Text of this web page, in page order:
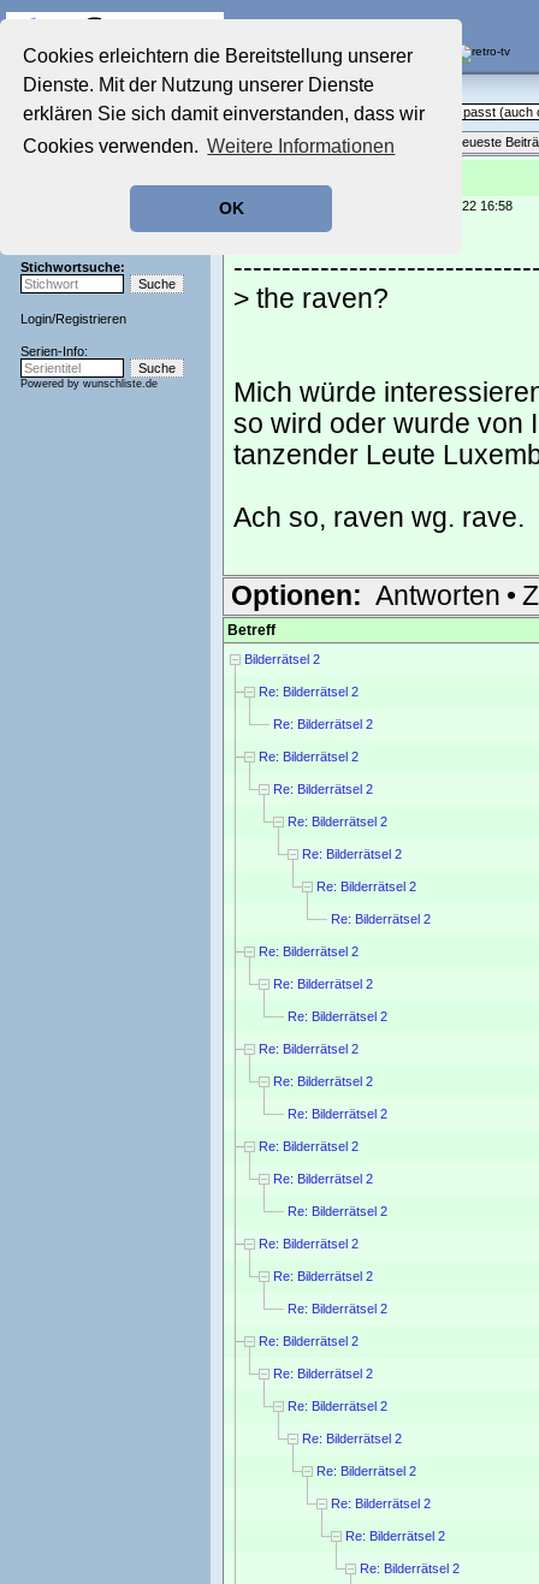
Cookies erleichtern die Bereitstellung unserer
Dienste. Mit der Nutzung unserer Dienste
erklären Sie sich damit einverstanden, dass wir
Cookies verwenden. Weitere Informationen
OK
Startseite
Aktuelles Forum
Film-Forum
Zeichentrick-Forum
Stichwortsuche:
Login/Registrieren
Serien-Info:
Powered by wunschliste.de
Sendeschluss!
Off Topic - Alles, was woanders nicht passt (auch
Themenübersicht • Neues Thema Neueste
geschrieben von: , 13.09.22 16:58
chrisquito schrieb:
> the raven?
Mich würde
so wird oder wurde von
tanzender Leute
Ach so, raven wg. rave.
Optionen: Antworten •
Betreff
Bilderrätsel 2
Re: Bilderrätsel 2
Re: Bilderrätsel 2
Re: Bilderrätsel 2
Re: Bilderrätsel 2
Re: Bilderrätsel 2
Re: Bilderrätsel 2
Re: Bilderrätsel 2
Re: Bilderrätsel 2
Re: Bilderrätsel 2
Re: Bilderrätsel 2
Re: Bilderrätsel 2
Re: Bilderrätsel 2
Re: Bilderrätsel 2
Re: Bilderrätsel 2
Re: Bilderrätsel 2
Re: Bilderrätsel 2
Re: Bilderrätsel 2
Re: Bilderrätsel 2
Re: Bilderrätsel 2
Re: Bilderrätsel 2
Re: Bilderrätsel 2
Re: Bilderrätsel 2
Re: Bilderrätsel 2
Re: Bilderrätsel 2
Re: Bilderrätsel 2
Re: Bilderrätsel 2
Re: Bilderrätsel 2
Re: Bilderrätsel 2